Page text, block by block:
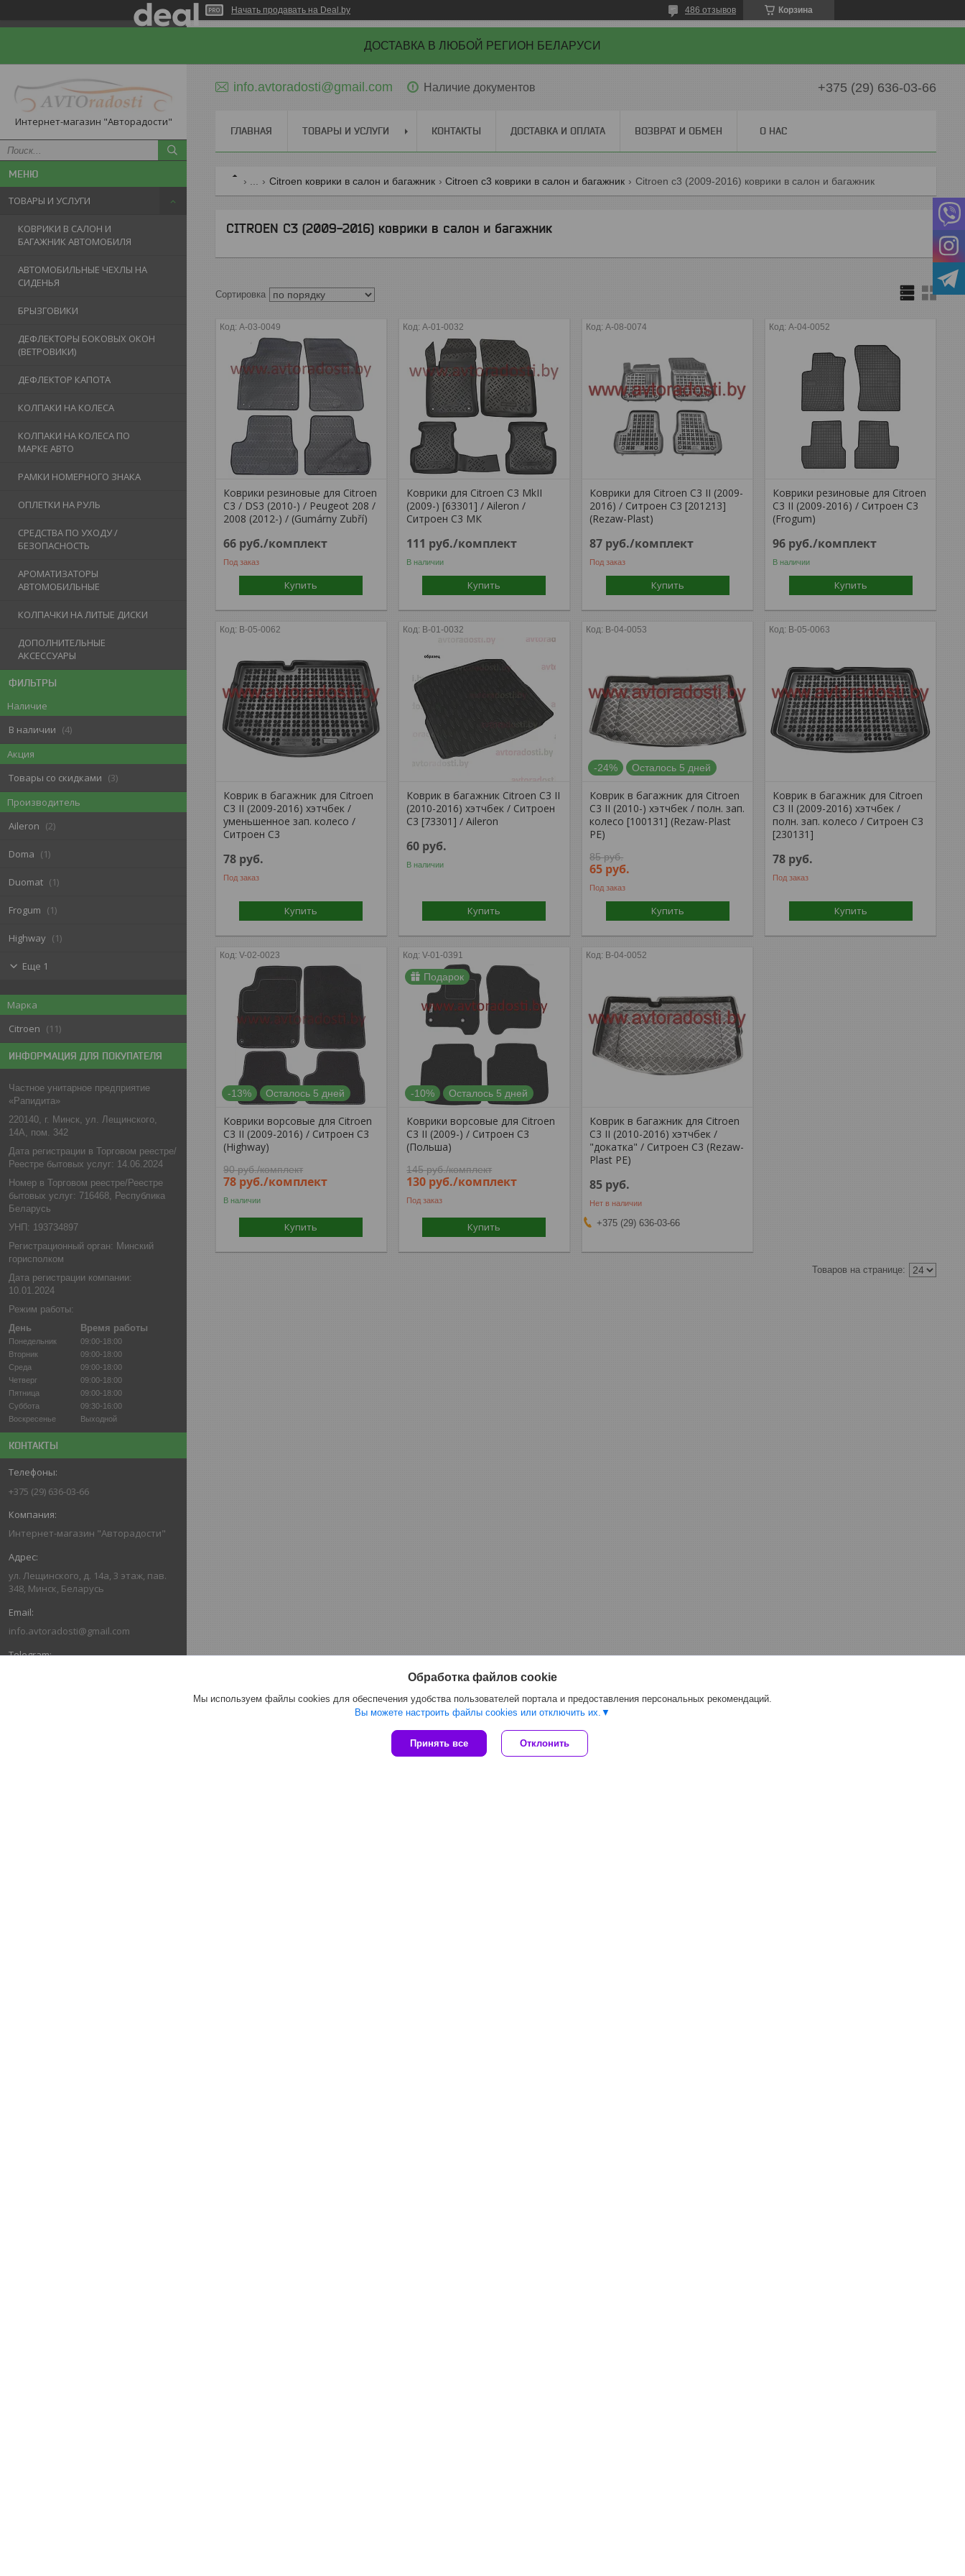
Начать продавать на Deal.by Корзина
486 отзывов
ДОСТАВКА В ЛЮБОЙ РЕГИОН БЕЛАРУСИ
Интернет-магазин "Авторадости"
ТОВАРЫ И УСЛУГИ
КОВРИКИ В САЛОН И
БАГАЖНИК АВТОМОБИЛЯ
АВТОМОБИЛЬНЫЕ ЧЕХЛЫ НА
СИДЕНЬЯ
БРЫЗГОВИКИ
ДЕФЛЕКТОРЫ БОКОВЫХ ОКОН
(ВЕТРОВИКИ)
ДЕФЛЕКТОР КАПОТА
КОЛПАКИ НА КОЛЕСА
КОЛПАКИ НА КОЛЕСА ПО
МАРКЕ АВТО
РАМКИ НОМЕРНОГО ЗНАКА
ОПЛЕТКИ НА РУЛЬ
СРЕДСТВА ПО УХОДУ /
БЕЗОПАСНОСТЬ
АРОМАТИЗАТОРЫ
АВТОМОБИЛЬНЫЕ
КОЛПАЧКИ НА ЛИТЫЕ ДИСКИ
ДОПОЛНИТЕЛЬНЫЕ
АКСЕССУАРЫ
ФИЛЬТРЫ
Наличие
В наличии
4
Акция
Товары со скидками
3
Производитель
Aileron
2
Doma 1
Duomat 1
Frogum 1
Highway 1
Еще 1
Марка
Citroen
11
ИНФОРМАЦИЯ ДЛЯ ПОКУПАТЕЛЯ
Частное унитарное предприятие
«Рапидита»
220140, г. Минск, ул. Лещинского,
14А, пом. 342
Дата регистрации в Торговом реестре/
Реестре бытовых услуг: 14.06.2024
Номер в Торговом реестре/Реестре
бытовых услуг: 716468, Республика
Беларусь
УНП: 193734897
Регистрационный орган: Минский
горисполком
Дата регистрации компании:
10.01.2024
Режим работы:
День
Время работы
Понедельник
09:00-18:00
Вторник
09:00-18:00
Среда
09:00-18:00
Четверг
09:00-18:00
Пятница
09:00-18:00
Суббота
09:30-16:00
Воскресенье
Выходной
КОНТАКТЫ
+375 (29) 636-03-66
Интернет-магазин "Авторадости"
ул. Лещинского, д. 14а, 3 этаж, пав.
348, Минск, Беларусь
info.avtoradosti@gmail.com
info.avtoradosti@gmail.com Наличие документов +375 (29) 636-03-66
ГЛАВНАЯ ТОВАРЫ И УСЛУГИ КОНТАКТЫ ДОСТАВКА И ОПЛАТА ВОЗВРАТ И ОБМЕН О НАС
Citroen коврики в салон и багажник Citroen c3 коврики в салон и багажник Citroen c3 (2009-2016) коврики в салон и багажник
CITROEN C3 (2009-2016) коврики в салон и багажник
A-03-0049
Коврики резиновые для Citroen
C3 / DS3 (2010-) / Peugeot 208 /
2008 (2012-) / (Gumárny Zubří)
66 руб./комплект
Под заказ
Купить
A-01-0032
Коврики для Citroen C3 MkII
(2009-) [63301] / Aileron /
Ситроен С3 МК
111 руб./комплект
В наличии
Купить
A-08-0074
Коврики для Citroen C3 II (2009-
2016) / Ситроен С3 [201213]
(Rezaw-Plast)
87 руб./комплект
Под заказ
Купить
A-04-0052
Коврики резиновые для Citroen
C3 II (2009-2016) / Ситроен С3
(Frogum)
96 руб./комплект
В наличии
Купить
B-05-0062
Коврик в багажник для Citroen
C3 II (2009-2016) хэтчбек /
уменьшенное зап. колесо /
Ситроен С3
78 руб.
Под заказ
Купить
B-01-0032
Коврик в багажник Citroen C3 II
(2010-2016) хэтчбек / Ситроен
С3 [73301] / Aileron
60 руб.
В наличии
Купить
B-04-0053
-24% Осталось 5 дней
Коврик в багажник для Citroen
C3 II (2010-) хэтчбек / полн. зап.
колесо [100131] (Rezaw-Plast
PE)
85руб.
65 руб.
Под заказ
Купить
B-05-0063
Коврик в багажник для Citroen
C3 II (2009-2016) хэтчбек /
полн. зап. колесо / Ситроен С3
[230131]
78 руб.
Под заказ
Купить
V-02-0023
-13% Осталось 5 дней
Коврики ворсовые для Citroen
C3 II (2009-2016) / Ситроен С3
(Highway)
90руб./комплект
78 руб./комплект
В наличии
Купить
V-01-0391
Подарок
-10% Осталось 5 дней
Коврики ворсовые для Citroen
C3 II (2009-) / Ситроен С3
(Польша)
145руб./комплект
130 руб./комплект
Под заказ
Купить
B-04-0052
Коврик в багажник для Citroen
C3 II (2010-2016) хэтчбек /
"докатка" / Ситроен С3 (Rezaw-
Plast PE)
85 руб.
Нет в наличии
+375 (29) 636-03-66
Обработка файлов cookie
Мы используем файлы cookies для обеспечения удобства пользователей портала и предоставления персональных рекомендаций.
Вы можете настроить файлы cookies или отключить их.
Принять все Отклонить